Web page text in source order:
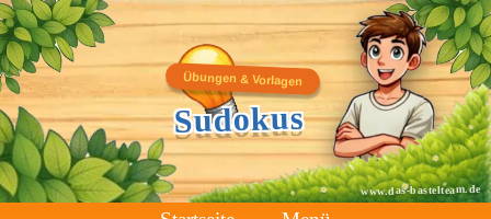
Übungen & Vorlagen
Sudokus
www.das-bastelteam.de